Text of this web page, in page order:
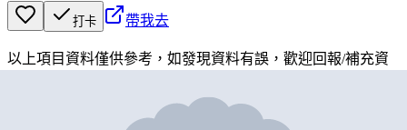
打卡 帶我去
以上項目資料僅供參考，如發現資料有誤，歡迎回報/補充資